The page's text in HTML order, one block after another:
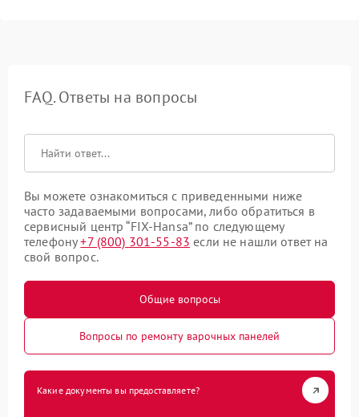
FAQ. Ответы на вопросы
Вы можете ознакомиться с приведенными ниже
часто задаваемыми вопросами, либо обратиться в
сервисный центр “FIX-Hansa” по следующему
телефону+7 (800) 301-55-83 если не нашли ответ на
свой вопрос.
Общие вопросы
Вопросы по ремонту варочных панелей
Какие документы вы предоставляете?